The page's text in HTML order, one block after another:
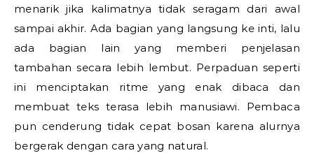
menarik jika kalimatnya tidak seragam dari awal
sampai akhir. Ada bagian yang langsung ke inti, lalu
ada bagian lain yang memberi penjelasan
tambahan secara lebih lembut. Perpaduan seperti
ini menciptakan ritme yang enak dibaca dan
membuat teks terasa lebih manusiawi. Pembaca
pun cenderung tidak cepat bosan karena alurnya
bergerak dengan cara yang natural.